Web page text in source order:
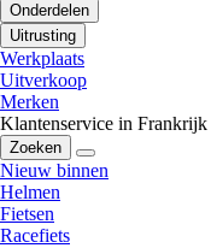
Onderdelen
Uitrusting
Werkplaats
Uitverkoop
Merken
Klantenservice in Frankrijk
Zoeken
Nieuw binnen
Helmen
Fietsen
Racefiets